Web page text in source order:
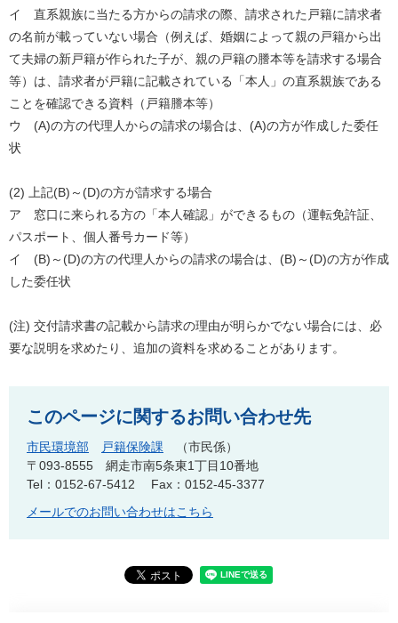
イ 直系親族に当たる方からの請求の際、請求された戸籍に請求者
の名前が載っていない場合（例えば、婚姻によって親の戸籍から出
て夫婦の新戸籍が作られた子が、親の戸籍の謄本等を請求する場合
等）は、請求者が戸籍に記載されている「本人」の直系親族である
ことを確認できる資料（戸籍謄本等）
ウ (A)の方の代理人からの請求の場合は、(A)の方が作成した委任
状
(2) 上記(B)～(D)の方が請求する場合
ア 窓口に来られる方の「本人確認」ができるもの（運転免許証、
パスポート、個人番号カード等）
イ (B)～(D)の方の代理人からの請求の場合は、(B)～(D)の方が作成
した委任状
(注) 交付請求書の記載から請求の理由が明らかでない場合には、必
要な説明を求めたり、追加の資料を求めることがあります。
このページに関するお問い合わせ先
市民環境部 戸籍保険課
市民係
〒093-8555
網走市南5条東1丁目10番地
Tel：0152-67-5412
Fax：0152-45-3377
メールでのお問い合わせはこちら